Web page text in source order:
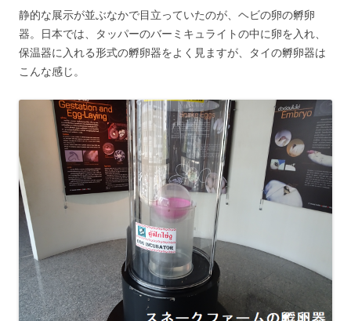
静的な展示が並ぶなかで目立っていたのが、ヘビの卵の孵卵
器。日本では、タッパーのバーミキュライトの中に卵を入れ、
保温器に入れる形式の孵卵器をよく見ますが、タイの孵卵器は
こんな感じ。